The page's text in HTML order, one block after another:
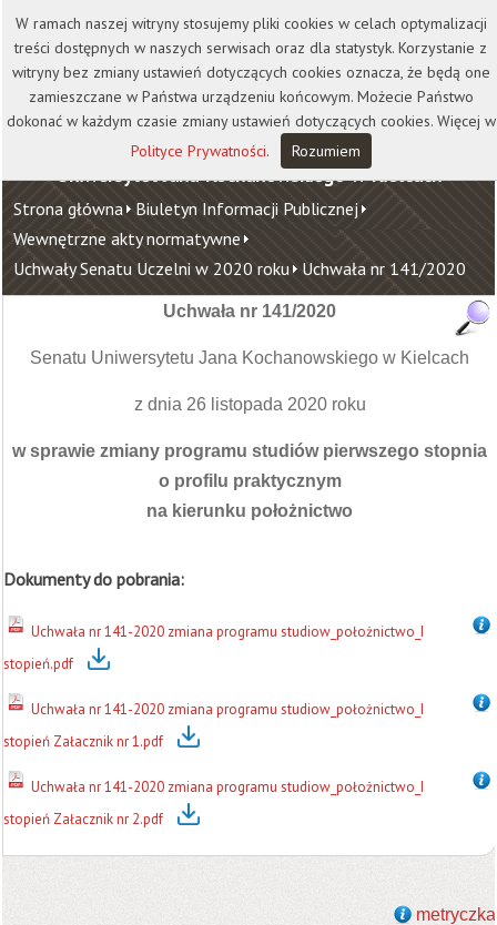
Kontakt Biblioteka
Wydawnictwo
Wirtualna Uczelnia
Uniwersytet Jana Kochanowskiego w Kielcach
Strona główna Biuletyn Informacji Publicznej
Wewnętrzne akty normatywne
Uchwały Senatu Uczelni w 2020 roku Uchwała nr 141/2020
Uchwała nr 141/2020
Senatu Uniwersytetu Jana Kochanowskiego w Kielcach
z dnia 26 listopada 2020 roku
w sprawie zmiany programu studiów pierwszego stopnia
o profilu praktycznym
na kierunku położnictwo
Dokumenty do pobrania:
Uchwała nr 141-2020 zmiana programu studiow_położnictwo_I
stopień.pdf
Uchwała nr 141-2020 zmiana programu studiow_położnictwo_I
stopień Załacznik nr 1.pdf
Uchwała nr 141-2020 zmiana programu studiow_położnictwo_I
stopień Załacznik nr 2.pdf
metryczka
W ramach naszej witryny stosujemy pliki cookies w celach optymalizacji
treści dostępnych w naszych serwisach oraz dla statystyk. Korzystanie z
witryny bez zmiany ustawień dotyczących cookies oznacza, że będą one
zamieszczane w Państwa urządzeniu końcowym. Możecie Państwo
dokonać w każdym czasie zmiany ustawień dotyczących cookies. Więcej w
Polityce Prywatności. Rozumiem